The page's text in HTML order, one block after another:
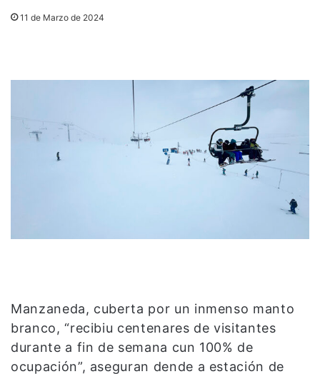
11 de Marzo de 2024
Manzaneda, cuberta por un inmenso manto
branco, “recibiu centenares de visitantes
durante a fin de semana cun 100% de
ocupación”, aseguran dende a estación de